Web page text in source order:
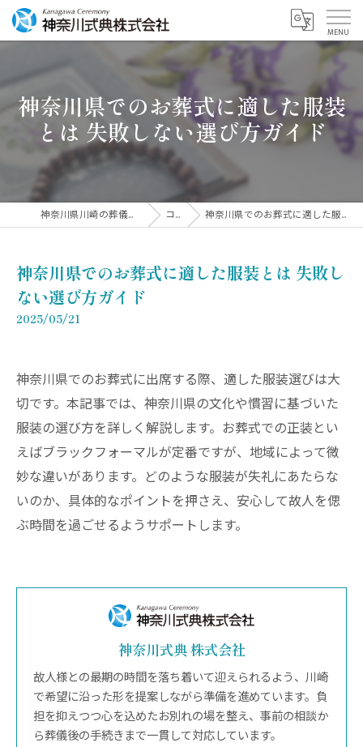
神奈川県でのお葬式に適した服装
とは 失敗しない選び方ガイド
神奈川県川崎の葬儀なら神奈川式典株式会社 コラム 神奈川県でのお葬式に適した服装とは 失敗しない選び方ガイド
神奈川県でのお葬式に適した服装とは 失敗し
ない選び方ガイド
2025/05/21
神奈川県でのお葬式に出席する際、適した服装選びは大
切です。本記事では、神奈川県の文化や慣習に基づいた
服装の選び方を詳しく解説します。お葬式での正装とい
えばブラックフォーマルが定番ですが、地域によって微
妙な違いがあります。どのような服装が失礼にあたらな
いのか、具体的なポイントを押さえ、安心して故人を偲
ぶ時間を過ごせるようサポートします。
神奈川式典 株式会社
故人様との最期の時間を落ち着いて迎えられるよう、川崎
で希望に沿った形を提案しながら準備を進めています。負
担を抑えつつ心を込めたお別れの場を整え、事前の相談か
ら葬儀後の手続きまで一貫して対応しています。